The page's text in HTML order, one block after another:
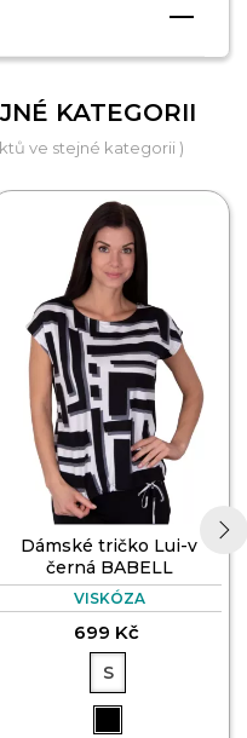
KATEGORII
ve stejné kategorii )
Dámské tričko Lui-v
černá BABELL
VISKÓZA
699 Kč
S